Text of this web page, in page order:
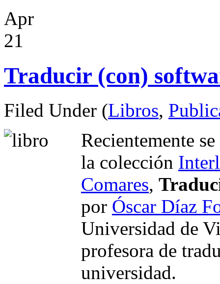
Apr
21
Traducir (con)
Filed Under (Libros,
Recientemente
la colección
Comares,
por Óscar Díaz
Universidad de
profesora de
universidad.